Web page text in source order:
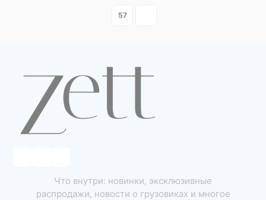
57
Что внутри: новинки, эксклюзивные
распродажи, новости о грузовиках и многое